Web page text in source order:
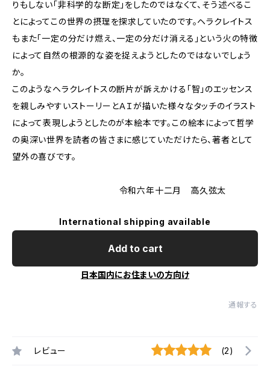
りもしない「非科学的な断定」をしたのではなくて、そう述べるこ
とによってこの世界の摂理を探求していたのです。ヘラクレイトス
もまた「一定の分だけ燃え、一定の分だけ消える」という火の特徴
によって自然の根源的な姿を捉えようとしたのではないでしょう
か。
このようなヘラクレイトスの断片が訴えかける「智」のエッセンス
を親しみやすいストーリーとＡＩが描いた様々なタッチのイラスト
によって表現しようとしたのが本絵本です。この絵本によって哲学
の奥深い世界を読者の皆さまに感じていただけたら、著者として
望外の喜びです。
令和六年十二月 高久弦太
International shipping available
Add to cart
日本国内にお住まいの方向け
通報する
レビュー (2)